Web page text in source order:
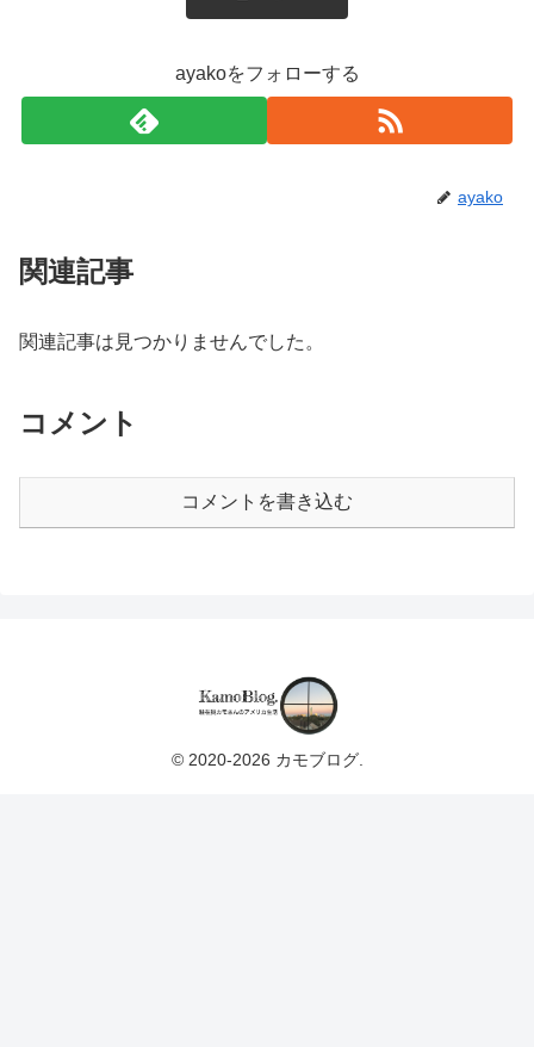
ayakoをフォローする
ayako
関連記事
関連記事は見つかりませんでした。
コメント
コメントを書き込む
© 2020-2026 カモブログ.